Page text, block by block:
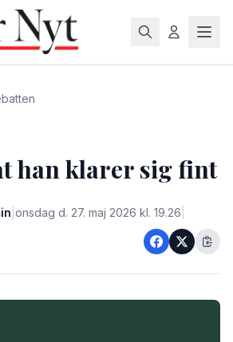
han klarer sig fint
onsdag d. 27. maj 2026 kl. 19.26